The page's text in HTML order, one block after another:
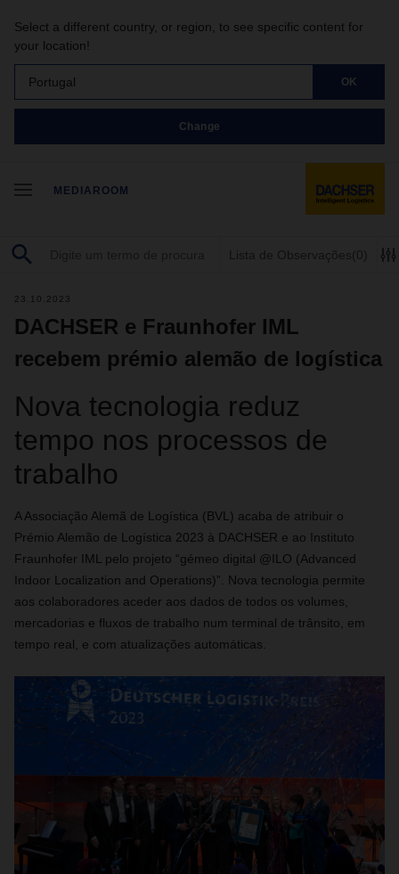
Select a different country, or region, to see specific content for
your location!
Portugal OK
Change
MEDIAROOM
Lista de Observações (0)
23.10.2023
DACHSER e Fraunhofer IML
recebem prémio alemão de logística
Nova tecnologia reduz
tempo nos processos de
trabalho
A Associação Alemã de Logística (BVL) acaba de atribuir o
Prémio Alemão de Logística 2023 à DACHSER e ao Instituto
Fraunhofer IML pelo projeto “gémeo digital @ILO (Advanced
Indoor Localization and Operations)”. Nova tecnologia permite
aos colaboradores aceder aos dados de todos os volumes,
mercadorias e fluxos de trabalho num terminal de trânsito, em
tempo real, e com atualizações automáticas.